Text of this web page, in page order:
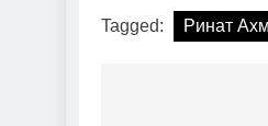
Tagged: Ринат